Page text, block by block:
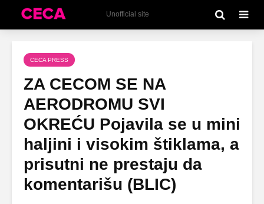
Unofficial site
CECA PRESS
ZA CECOM SE NA
AERODROMU SVI
OKREĆU Pojavila se u mini
haljini i visokim štiklama, a
prisutni ne prestaju da
komentarišu (BLIC)